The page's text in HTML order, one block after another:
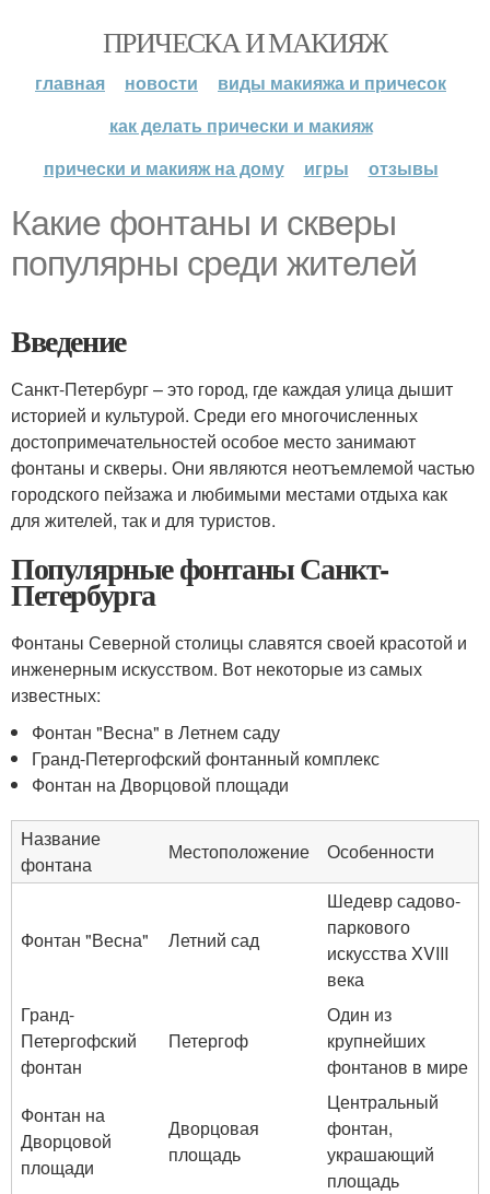
ПРИЧЕСКА И МАКИЯЖ
главная новости
виды макияжа и причесок
как делать прически и макияж
прически и макияж на дому
игры отзывы
Какие фонтаны и скверы
популярны среди жителей
Введение
Санкт-Петербург – это город, где каждая улица дышит
историей и культурой. Среди его многочисленных
достопримечательностей особое место занимают
фонтаны и скверы. Они являются неотъемлемой частью
городского пейзажа и любимыми местами отдыха как
для жителей, так и для туристов.
Популярные фонтаны Санкт-
Петербурга
Фонтаны Северной столицы славятся своей красотой и
инженерным искусством. Вот некоторые из самых
известных:
Фонтан "Весна" в Летнем саду
Гранд-Петергофский фонтанный комплекс
Фонтан на Дворцовой площади
Название
фонтана
Местоположение Особенности
Фонтан "Весна" Летний сад
Шедевр садово-
паркового
искусства XVIII
века
Гранд-
Петергофский
фонтан
Петергоф
Один из
крупнейших
фонтанов в мире
Фонтан на
Дворцовой
площади
Дворцовая
площадь
Центральный
фонтан,
украшающий
площадь